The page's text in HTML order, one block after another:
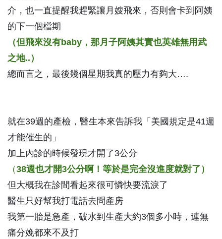
介，也一直提醒我趕緊讓月嫂飛來，否則會卡到阿姨
的下一個檔期
（但飛來沒有baby，那月子阿姨其實也英雄無用武
之地..）
總而言之，最後幾個星期我真的壓力有夠大….
就在39週的產檢，醫生本來告訴我「美國規定是41週
才能催生的」
加上內診的時候發現才開了3公分
（38週也才開3公分啊！等於是完全沒進度就對了）
但大概我在診間看起來很可憐快要流淚了
醫生只好幫我打電話去問產房
我第一胎是急產，破水到生產大約3個多小時，連無
痛分娩都來不及打